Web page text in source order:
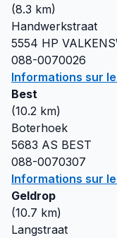
(8.3 km)
Handwerkstraat
5554 HP
088-0070026
Informations sur
Best
(10.2 km)
Boterhoek
5683 AS BEST
088-0070307
Informations sur
Geldrop
(10.7 km)
Langstraat